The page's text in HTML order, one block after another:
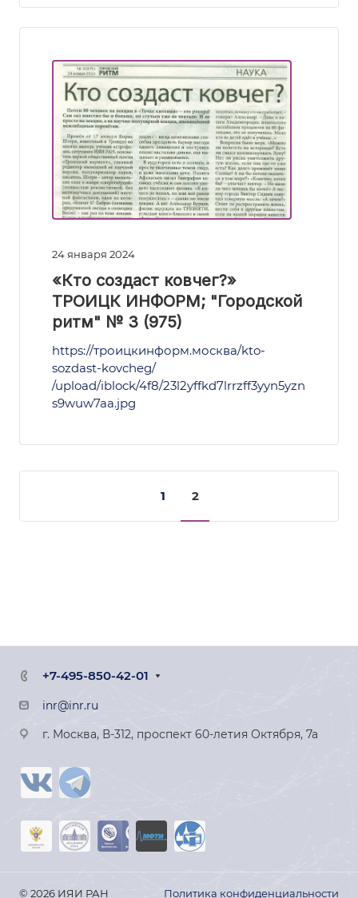
24 января 2024
«Кто создаст ковчег?»
ТРОИЦК ИНФОРМ; "Городской
ритм" № 3 (975)
https://троицкинформ.москва/kto-
sozdast-kovcheg/
/upload/iblock/4f8/23l2yffkd7lrrzff3yyn5yzn
s9wuw7aa.jpg
1 2
+7-495-850-42-01
inr@inr.ru
г. Москва, В-312, проспект 60-летия Октября, 7а
© 2026 ИЯИ РАН Политика конфиденциальности